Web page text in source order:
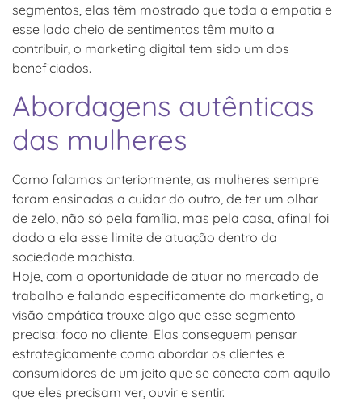
segmentos, elas têm mostrado que toda a empatia e
esse lado cheio de sentimentos têm muito a
contribuir, o marketing digital tem sido um dos
beneficiados.
Abordagens autênticas
das mulheres
Como falamos anteriormente, as mulheres sempre
foram ensinadas a cuidar do outro, de ter um olhar
de zelo, não só pela família, mas pela casa, afinal foi
dado a ela esse limite de atuação dentro da
sociedade machista.
Hoje, com a oportunidade de atuar no mercado de
trabalho e falando especificamente do marketing, a
visão empática trouxe algo que esse segmento
precisa: foco no cliente. Elas conseguem pensar
estrategicamente como abordar os clientes e
consumidores de um jeito que se conecta com aquilo
que eles precisam ver, ouvir e sentir.